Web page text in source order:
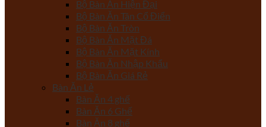
Bộ Bàn Ăn Hiện Đại
Bộ Bàn Ăn Tân Cổ Điển
Bộ Bàn Ăn Tròn
Bộ Bàn Ăn Mặt Đá
Bộ Bàn Ăn Mặt Kính
Bộ Bàn Ăn Nhập Khẩu
Bộ Bàn Ăn Giá Rẻ
Bàn Ăn Lẻ
Bàn Ăn 4 ghế
Bàn Ăn 6 Ghế
Bàn Ăn 8 ghế